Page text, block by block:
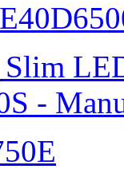
Slim
-